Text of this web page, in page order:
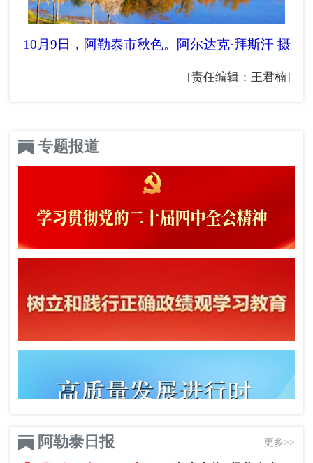
10月9日，阿勒泰市秋色。 阿尔达克·拜斯汗 摄
[责任编辑：王君楠]
专题报道
阿勒泰日报 更多>>